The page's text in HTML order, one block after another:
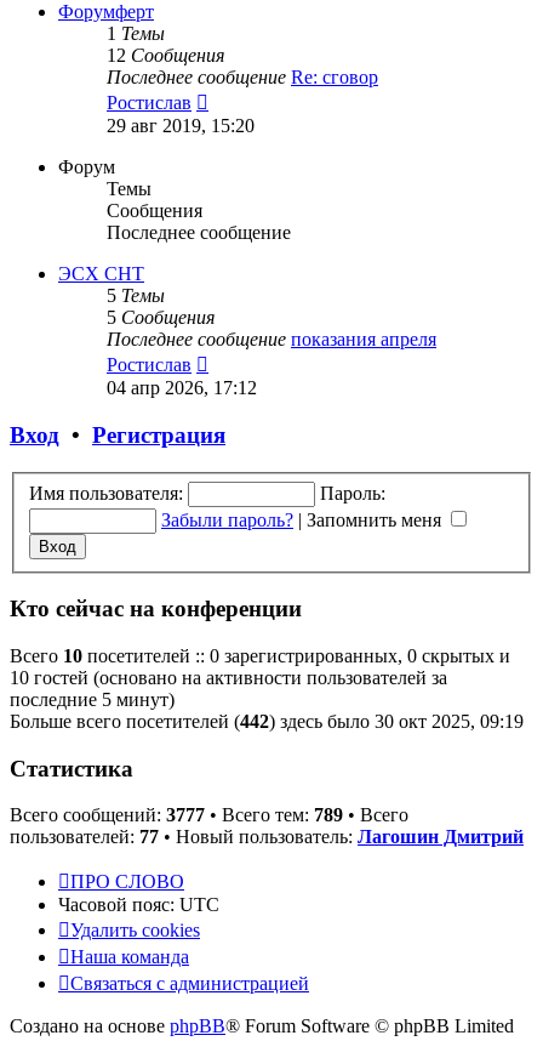
Форумферт
1 Темы
12 Сообщения
Последнее сообщение Re: сговор
Ростислав
к
29 авг 2019, 15:20
Форум
Темы
Сообщения
Последнее сообщение
ЭСХ СНТ
5 Темы
5 Сообщения
Последнее сообщение показания апреля
Ростислав
к
04 апр 2026, 17:12
Вход • Регистрация
Имя пользователя:
Пароль:
Забыли пароль? | Запомнить меня
Кто сейчас на конференции
Всего 10 посетителей :: 0 зарегистрированных, 0 скрытых и
10 гостей (основано на активности пользователей за
последние 5 минут)
Больше всего посетителей (442) здесь было 30 окт 2025, 09:19
Статистика
Всего сообщений: 3777 • Всего тем: 789 • Всего
пользователей: 77 • Новый пользователь: Лагошин Дмитрий
ПРО СЛОВО
Часовой пояс: UTC
Удалить cookies
Наша команда
Связаться с администрацией
Создано на основе phpBB® Forum Software © phpBB Limited